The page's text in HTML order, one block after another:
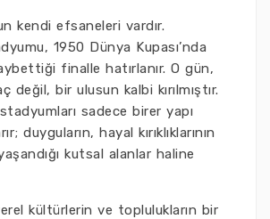
kendi efsaneleri vardır.
1950 Dünya Kupası’nda
finalle hatırlanır. O gün,
değil, bir ulusun kalbi kırılmıştır.
sadece birer yapı
duyguların, hayal kırıklıklarının
kutsal alanlar haline
kültürlerin ve toplulukların bir